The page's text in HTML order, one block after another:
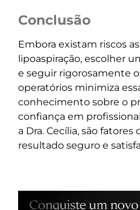
Conclusão
Embora existam riscos
lipoaspiração, escolher
e seguir rigorosamente
operatórios minimiza
conhecimento sobre o
confiança em
a Dra. Cecília, são
resultado seguro e